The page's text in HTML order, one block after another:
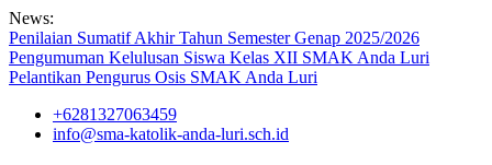
Skip
to
content
News:
Penilaian Sumatif Akhir Tahun Semester Genap 2025/2026
Pengumuman Kelulusan Siswa Kelas XII SMAK Anda Luri
Pelantikan Pengurus Osis SMAK Anda Luri
+6281327063459
info@sma-katolik-anda-luri.sch.id